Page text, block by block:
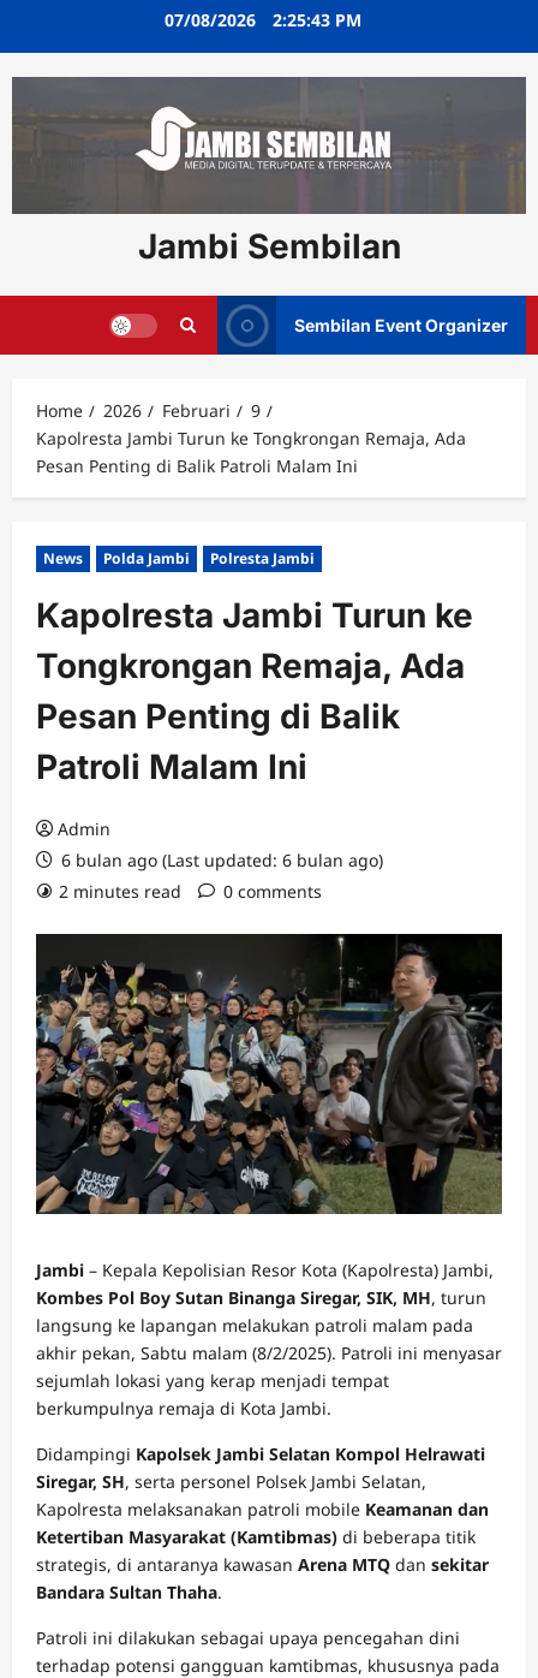
07/08/2026 2:25:44 PM
Jambi Sembilan
Sembilan Event Organizer
Home 2026 Februari
9
Kapolresta Jambi Turun ke Tongkrongan Remaja, Ada
Pesan Penting di Balik Patroli Malam Ini
News Polda Jambi Polresta Jambi
Kapolresta Jambi Turun ke
Tongkrongan Remaja, Ada
Pesan Penting di Balik
Patroli Malam Ini
Admin
6 bulan ago (Last updated: 6 bulan ago)
2 minutes read
0 comments
Jambi – Kepala Kepolisian Resor Kota (Kapolresta) Jambi,
Kombes Pol Boy Sutan Binanga Siregar, SIK, MH, turun
langsung ke lapangan melakukan patroli malam pada
akhir pekan, Sabtu malam (8/2/2025). Patroli ini menyasar
sejumlah lokasi yang kerap menjadi tempat
berkumpulnya remaja di Kota Jambi.
Didampingi Kapolsek Jambi Selatan Kompol Helrawati
Siregar, SH, serta personel Polsek Jambi Selatan,
Kapolresta melaksanakan patroli mobile Keamanan dan
Ketertiban Masyarakat (Kamtibmas) di beberapa titik
strategis, di antaranya kawasan Arena MTQ dan sekitar
Bandara Sultan Thaha.
Patroli ini dilakukan sebagai upaya pencegahan dini
terhadap potensi gangguan kamtibmas, khususnya pada